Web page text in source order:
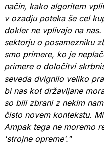
način, kako algoritem
v ozadju poteka še cel
dokler ne vplivajo na
sektorju o posamezniku
smo primere, ko je
primere o določitvi
seveda dvignilo veliko
bi nas kot državljane
so bili zbrani z nekim
čisto novem kontekstu.
Ampak tega ne moremo
'strojne opreme'."